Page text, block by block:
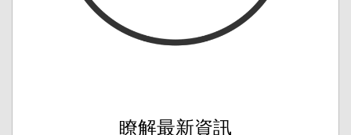
瞭解最新資訊